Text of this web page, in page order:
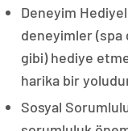
Deneyim
deneyimler
gibi) hediye
harika bir
Sosyal